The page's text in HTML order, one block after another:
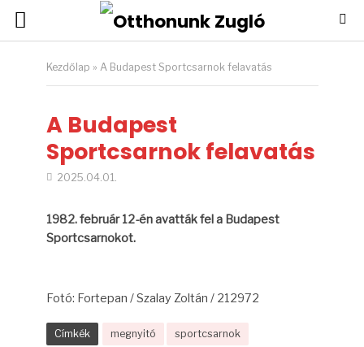
Kezdőlap » A Budapest Sportcsarnok felavatás
A Budapest
Sportcsarnok felavatás
2025.04.01.
1982. február 12-én avatták fel a Budapest
Sportcsarnokot.
Fotó: Fortepan / Szalay Zoltán / 212972
Címkék megnyitó sportcsarnok